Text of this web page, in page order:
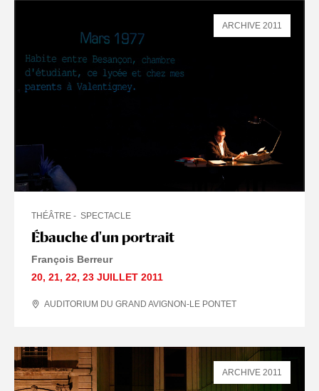
Ébauche d'un portrait
THÉÂTRE SPECTACLE
François Berreur
20, 21, 22, 23 JUILLET 2011
AUDITORIUM DU GRAND AVIGNON-LE PONTET
ARCHIVE 2011
ARCHIVE 2011